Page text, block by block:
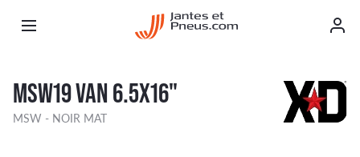
MSW19 VAN 6.5X16"
MSW - NOIR MAT